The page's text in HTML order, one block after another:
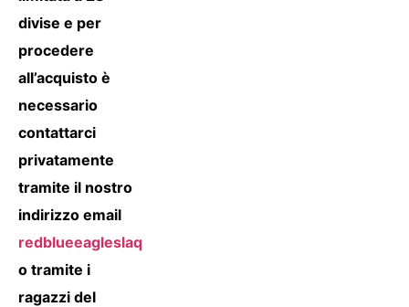
divise e per
procedere
all’acquisto è
necessario
contattarci
privatamente
tramite il nostro
indirizzo email
redblueeagleslaquila1978@gmail.com
o tramite i
ragazzi del